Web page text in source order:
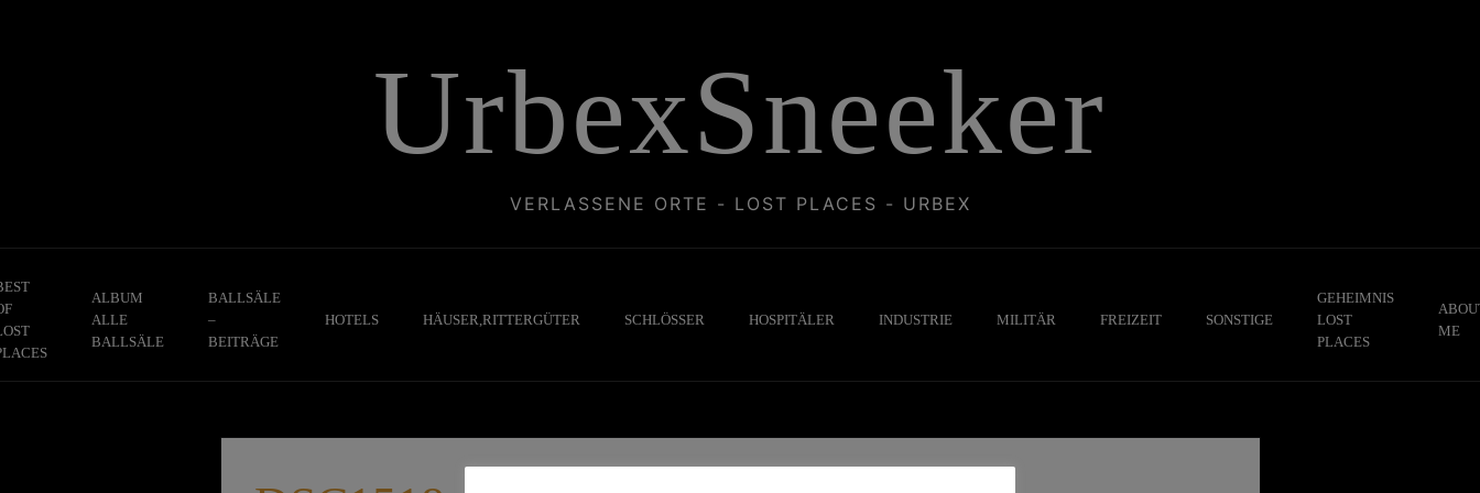
UrbexSneeker
VERLASSENE ORTE - LOST PLACES - URBEX
ALBUM
ALLE
BALLSÄLE
BALLSÄLE
–
BEITRÄGE
HOTELS HÄUSER,RITTERGÜTER SCHLÖSSER HOSPITÄLER INDUSTRIE MILITÄR FREIZEIT SONSTIGE
GEHEIMNIS
LOST
PLACES
ME